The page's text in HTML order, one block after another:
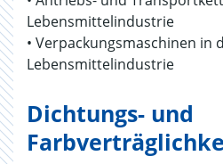
Lebensmittelindustrie
• Verpackungsmaschinen in
Lebensmittelindustrie
Dichtungs- und